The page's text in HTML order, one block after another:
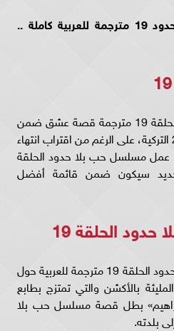
مشاهدة مسلسل حب بلا حدود 19 مترجمة للعربية كاملة ..
دخل مسلسل حب بلا حدود الحلقة 19 مترجمة قصة عشق ضمن
سباق مسلسلات صيف 2023 التركية، على الرغم من اقتراب انتهاء
عمل مسلسل حب بلا حدود الحلقة
سيكون ضمن قائمة أفضل
الحلقة 19
تدور أحداث مسلسل حب بلا حدود الحلقة 19 مترجمة للعربية حول
بالأكشن والتي تمتزج بطابع
إبراهيم» بطل قصة مسلسل حب بلا